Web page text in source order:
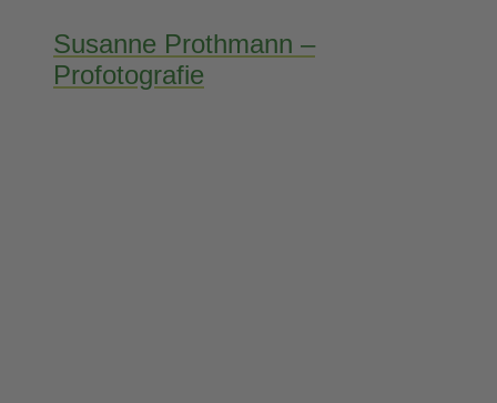
Susanne Prothmann –
Profotografie